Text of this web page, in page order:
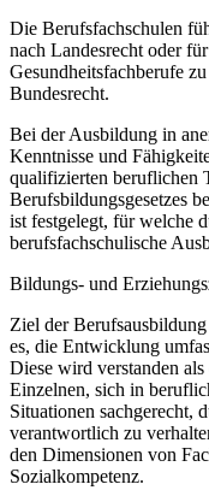
Die Berufsfachschulen
nach Landesrecht oder
Gesundheitsfachberufe
Bundesrecht.
Bei der Ausbildung in
Kenntnisse und
qualifizierten beruflichen
Berufsbildungsgesetzes
ist festgelegt, für welche
berufsfachschulische
Bildungs- und
Ziel der
es, die Entwicklung
Diese wird verstanden
Einzelnen, sich in
Situationen sachgerecht,
verantwortlich zu
den Dimensionen von
Sozialkompetenz.